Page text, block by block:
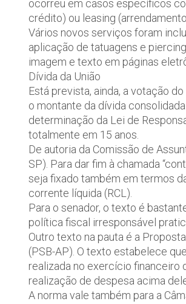
ocorreu em casos específicos
crédito) ou leasing
Vários novos serviços foram
aplicação de tatuagens e
imagem e texto em páginas
Dívida da União
Está prevista, ainda, a votação
o montante da dívida
determinação da Lei de
totalmente em 15 anos.
De autoria da Comissão de
SP). Para dar fim à chamada
seja fixado também em termos
corrente líquida (RCL).
Para o senador, o texto é
política fiscal irresponsável
Outro texto na pauta é a
(PSB-AP). O texto estabelece
realizada no exercício financeiro
realização de despesa acima
A norma vale também para a